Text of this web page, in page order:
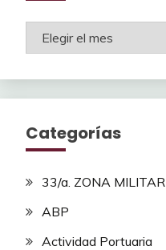
Archivos
Categorías
33/a. ZONA MILITAR
ABP
Actividad Portuaria